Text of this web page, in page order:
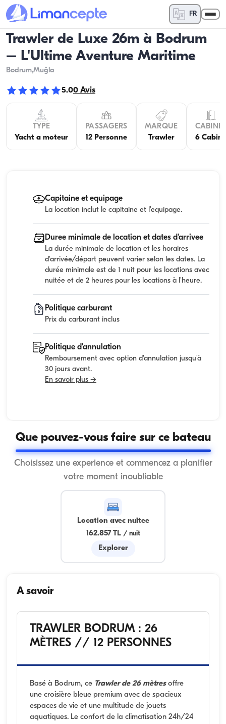
FR
Trawler de Luxe 26m à Bodrum
– L'Ultime Aventure Maritime
Bodrum,Muğla
5.00 Avis
TYPE
Yacht a moteur
PASSAGERS
12 Personne
MARQUE
Trawler
6
Capitaine et equipage
La location inclut le capitaine et l'equipage.
Duree minimale de location et dates d'arrivee
La durée minimale de location et les horaires
d'arrivée/départ peuvent varier selon les dates. La
durée minimale est de 1 nuit pour les locations avec
nuitée et de 2 heures pour les locations à l'heure.
Politique carburant
Prix du carburant inclus
Politique d'annulation
Remboursement avec option d'annulation jusqu'à
30 jours avant.
En savoir plus →
Que pouvez-vous faire sur ce bateau
Choisissez une experience et commencez a planifier
votre moment inoubliable
Location avec nuitee
162.857 TL/ nuit
Explorer
A savoir
TRAWLER BODRUM : 26
MÈTRES // 12 PERSONNES
Basé à Bodrum, ce Trawler de 26 mètresoffre
une croisière bleue premium avec de spacieux
espaces de vie et une multitude de jouets
aquatiques. Le confort de la climatisation 24h/24